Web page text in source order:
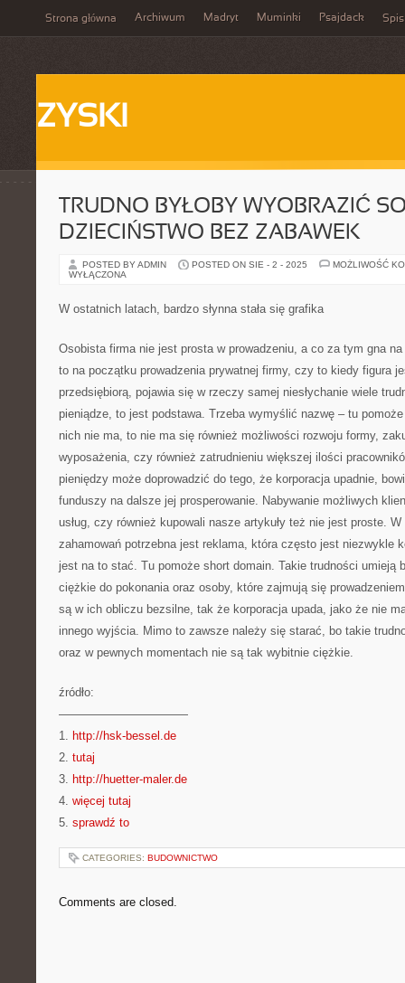
Strona główna Archiwum Madryt Muminki Psajdack Spis
ZYSKI
TRUDNO BYŁOBY WYOBRAZIĆ
DZIECIŃSTWO BEZ ZABAWEK
POSTED BY ADMIN POSTED ON SIE - 2 - 2025
MOŻLIWOŚĆ
WYŁĄCZONA
W ostatnich latach, bardzo słynna stała się grafika
Osobista firma nie jest prosta w prowadzeniu, a co za tym gna
to na początku prowadzenia prywatnej firmy, czy to kiedy figura
przedsiębiorą, pojawia się w rzeczy samej niesłychanie wiele
pieniądze, to jest podstawa. Trzeba wymyślić nazwę – tu
nich nie ma, to nie ma się również możliwości rozwoju formy,
wyposażenia, czy również zatrudnieniu większej ilości
pieniędzy może doprowadzić do tego, że korporacja upadnie,
funduszy na dalsze jej prosperowanie. Nabywanie możliwych
usług, czy również kupowali nasze artykuły też nie jest proste.
zahamowań potrzebna jest reklama, która często jest niezwykle
jest na to stać. Tu pomoże short domain. Takie trudności umieją
ciężkie do pokonania oraz osoby, które zajmują się
są w ich obliczu bezsilne, tak że korporacja upada, jako że nie
innego wyjścia. Mimo to zawsze należy się starać, bo takie
oraz w pewnych momentach nie są tak wybitnie ciężkie.
źródło:
———————————
1. http://hsk-bessel.de
2. tutaj
3. http://huetter-maler.de
4. więcej tutaj
5. sprawdź to
CATEGORIES: BUDOWNICTWO
Comments are closed.